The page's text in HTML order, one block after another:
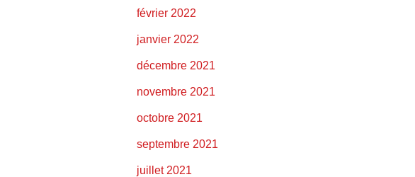
février 2022
janvier 2022
décembre 2021
novembre 2021
octobre 2021
septembre 2021
juillet 2021